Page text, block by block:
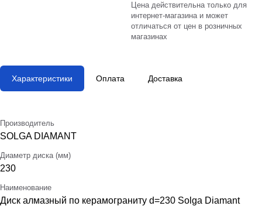
Цена действительна только для
интернет-магазина и может
отличаться от цен в розничных
магазинах
Характеристики Оплата Доставка
Производитель
SOLGA DIAMANT
Диаметр диска (мм)
230
Наименование
Диск алмазный по керамограниту d=230 Solga Diamant